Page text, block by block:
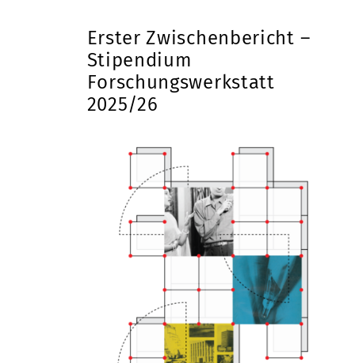
Erster Zwischenbericht –
Stipendium
Forschungswerkstatt
2025/26